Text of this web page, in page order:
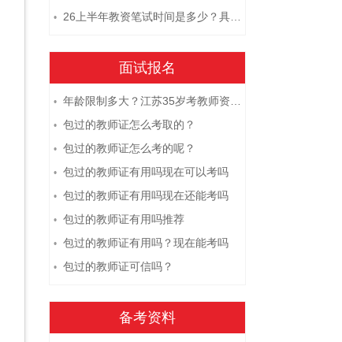
• 26上半年教资笔试时间是多少？具体安排表一览
面试报名
• 年龄限制多大？江苏35岁考教师资格证晚吗？
• 包过的教师证怎么考取的？
• 包过的教师证怎么考的呢？
• 包过的教师证有用吗现在可以考吗
• 包过的教师证有用吗现在还能考吗
• 包过的教师证有用吗推荐
• 包过的教师证有用吗？现在能考吗
• 包过的教师证可信吗？
备考资料